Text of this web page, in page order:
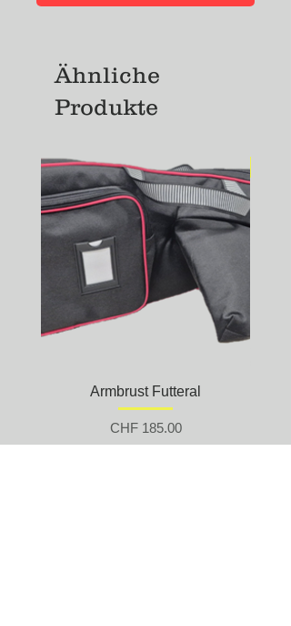
Ähnliche
Produkte
Armbrust Futteral
Preis
CHF 185.00